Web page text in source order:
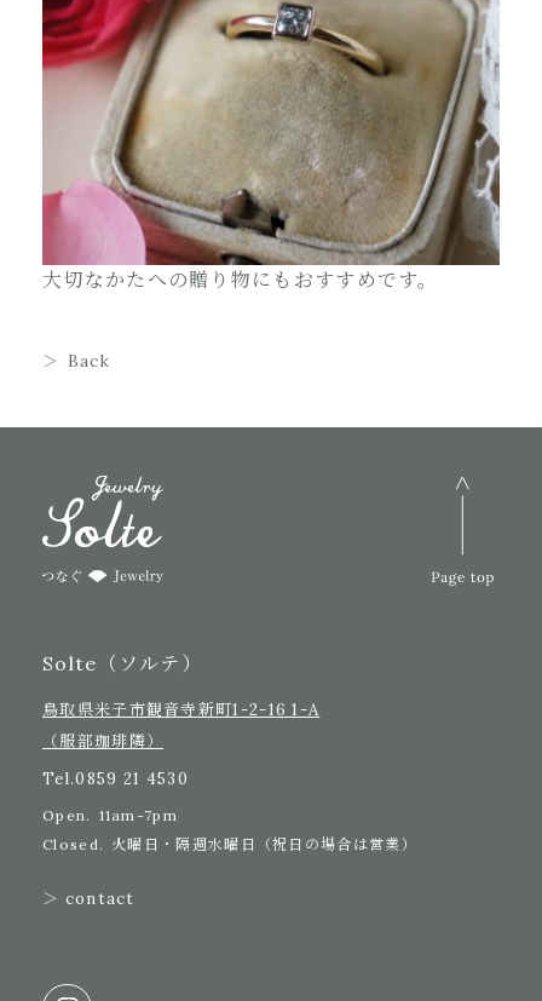
大切なかたへの贈り物にもおすすめです。
Back
Solte（ソルテ）
鳥取県米子市観音寺新町1-2-16 1-A
（服部珈琲隣）
Tel.0859 21 4530
Open. 11am-7pm
Closed. 火曜日・隔週水曜日（祝日の場合は営業）
＞ contact